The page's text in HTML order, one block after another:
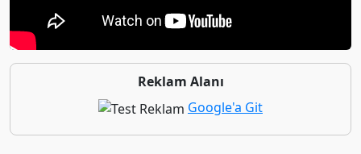
Reklam Alanı
Google'a Git